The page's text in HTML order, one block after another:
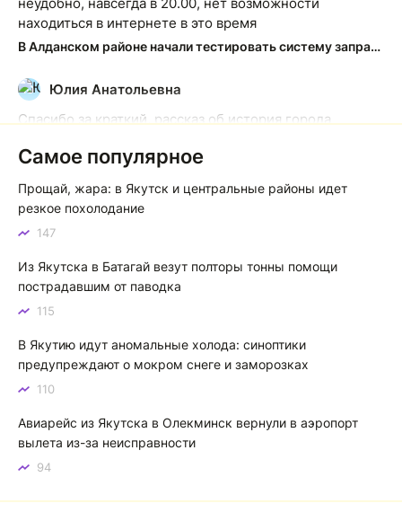
неудобно, навсегда в 20.00, нет возможности
находиться в интернете в это время
В Алданском районе начали тестировать систему заправки по QR-кодам
Ю
Юлия Анатольевна
Спасибо за краткий, рассказ об история города
Якутск сквозь века: от острога до столицы республики
К
Котя злой
Зной в Сибири, тем более в Якутске. Никакой это не
тем более говорить не приходиться. Не зря даже в
песнях поют…
Самое популярное
Прощай, жара: в Якутск и центральные районы идет
резкое похолодание
147
Из Якутска в Батагай везут полторы тонны помощи
пострадавшим от паводка
115
В Якутию идут аномальные холода: синоптики
предупреждают о мокром снеге и заморозках
110
Авиарейс из Якутска в Олекминск вернули в аэропорт
вылета из-за неисправности
94